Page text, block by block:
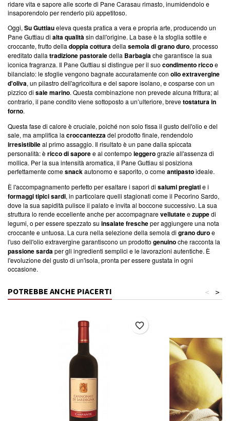
ridare vita e sapore alle scorte di Pane Carasau rimasto, inumidendolo e
insaporendolo per renderlo più appetitoso.
Oggi, Su Guttiaueleva questa pratica a vera e propria arte, producendo un
Pane Guttiau di alta qualitàsin dall'origine. La base è la sfoglia sottile e
croccante, frutto della doppia cotturadella semola di grano duro, processo
ereditato dalla tradizione pastoraledella Barbagiache garantisce la sua
iconica fragranza. Il Pane Guttiau si distingue per il suo condimento riccoe
bilanciato: le sfoglie vengono bagnate accuratamente con olio extravergine
d'oliva, un pilastro dell'agricoltura e del sapore isolano, e cosparse con un
pizzico di sale marino. Questa combinazione non prevede alcuna frittura; al
contrario, il pane condito viene sottoposto a un’ulteriore, brevetostatura in
forno.
Questa fase di calore è cruciale, poiché non solo fissa il gusto dell'olio e del
sale, ma amplifica la croccantezzadel prodotto finale, rendendolo
irresistibileal primo assaggio. Il risultato è un pane dalla spiccata
personalità: èricco di saporee al contempo leggerograzie all'assenza di
mollica. Per la sua intensità aromatica, il Pane Guttiau si posiziona
perfettamente comesnackautonomo e saporito, o comeantipastoideale.
È l'accompagnamento perfetto per esaltare i sapori di salumi pregiatie i
formaggi tipici sardi, in particolare quelli stagionati come il Pecorino Sardo,
dove la sua sapidità pulisce il palato e invita al boccone successivo. La sua
struttura lo rende eccellente anche per accompagnarevellutateezuppedi
legumi, o per essere spezzato su insalate frescheper aggiungere una nota
croccante e untuosa. La cura nella selezione della semola di grano duroe
l'uso dell'olio extravergine garantiscono un prodotto genuinoche racconta la
passione sardaper gli ingredienti semplici e le lavorazioni autentiche. È
l'evoluzione del gusto di un'isola, pronta per essere gustata in ogni
occasione.
POTREBBE ANCHE PIACERTI >
<
favorite_border